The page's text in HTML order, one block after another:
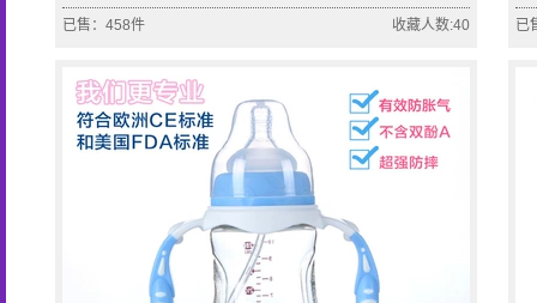
已售：458件 收藏人数:40 已